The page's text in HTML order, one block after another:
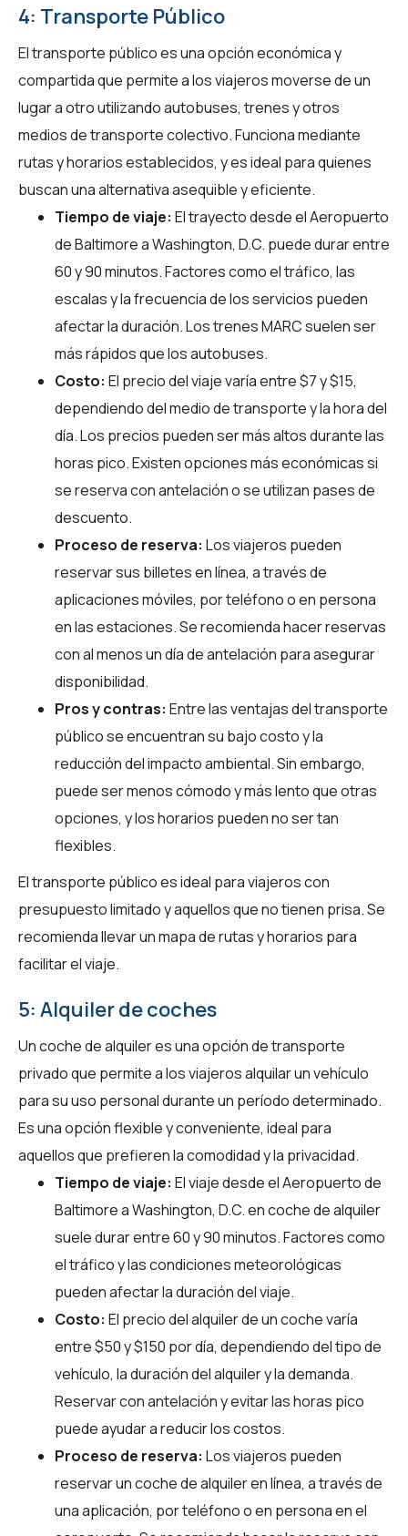
4: Transporte Público
El transporte público es una opción económica y
compartida que permite a los viajeros moverse de un
lugar a otro utilizando autobuses, trenes y otros
medios de transporte colectivo. Funciona mediante
rutas y horarios establecidos, y es ideal para quienes
buscan una alternativa asequible y eficiente.
Tiempo de viaje: El trayecto desde el Aeropuerto
de Baltimore a Washington, D.C. puede durar entre
60 y 90 minutos. Factores como el tráfico, las
escalas y la frecuencia de los servicios pueden
afectar la duración. Los trenes MARC suelen ser
más rápidos que los autobuses.
Costo: El precio del viaje varía entre $7 y $15,
dependiendo del medio de transporte y la hora del
día. Los precios pueden ser más altos durante las
horas pico. Existen opciones más económicas si
se reserva con antelación o se utilizan pases de
descuento.
Proceso de reserva: Los viajeros pueden
reservar sus billetes en línea, a través de
aplicaciones móviles, por teléfono o en persona
en las estaciones. Se recomienda hacer reservas
con al menos un día de antelación para asegurar
disponibilidad.
Pros y contras: Entre las ventajas del transporte
público se encuentran su bajo costo y la
reducción del impacto ambiental. Sin embargo,
puede ser menos cómodo y más lento que otras
opciones, y los horarios pueden no ser tan
flexibles.
El transporte público es ideal para viajeros con
presupuesto limitado y aquellos que no tienen prisa. Se
recomienda llevar un mapa de rutas y horarios para
facilitar el viaje.
5: Alquiler de coches
Un coche de alquiler es una opción de transporte
privado que permite a los viajeros alquilar un vehículo
para su uso personal durante un período determinado.
Es una opción flexible y conveniente, ideal para
aquellos que prefieren la comodidad y la privacidad.
Tiempo de viaje: El viaje desde el Aeropuerto de
Baltimore a Washington, D.C. en coche de alquiler
suele durar entre 60 y 90 minutos. Factores como
el tráfico y las condiciones meteorológicas
pueden afectar la duración del viaje.
Costo: El precio del alquiler de un coche varía
entre $50 y $150 por día, dependiendo del tipo de
vehículo, la duración del alquiler y la demanda.
Reservar con antelación y evitar las horas pico
puede ayudar a reducir los costos.
Proceso de reserva: Los viajeros pueden
reservar un coche de alquiler en línea, a través de
una aplicación, por teléfono o en persona en el